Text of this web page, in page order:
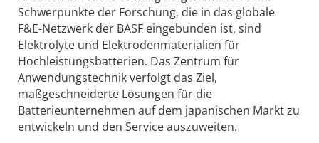
Schwerpunkte der Forschung, die in das globale
F&E-Netzwerk der BASF eingebunden ist, sind
Elektrolyte und Elektrodenmaterialien für
Hochleistungsbatterien. Das Zentrum für
Anwendungstechnik verfolgt das Ziel,
maßgeschneiderte Lösungen für die
Batterieunternehmen auf dem japanischen Markt zu
entwickeln und den Service auszuweiten.